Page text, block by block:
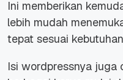
Ini memberikan
lebih mudah
tepat sesuai
Isi wordpressnya juga